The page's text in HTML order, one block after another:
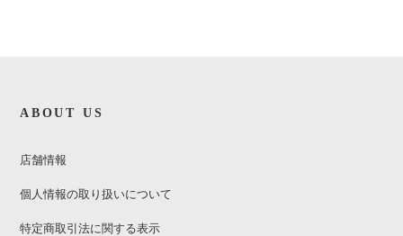
ABOUT US
店舗情報
個人情報の取り扱いについて
特定商取引法に関する表示